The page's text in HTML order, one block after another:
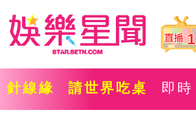
1
針線緣 請世界吃桌 即時